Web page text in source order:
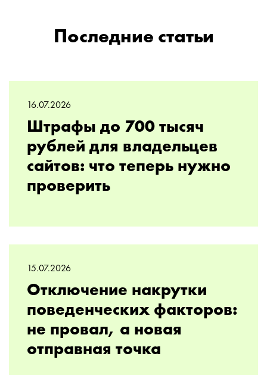
Последние статьи
16.07.2026
Штрафы до 700 тысяч
рублей для владельцев
сайтов: что теперь нужно
проверить
15.07.2026
Отключение накрутки
поведенческих факторов:
не провал, а новая
отправная точка